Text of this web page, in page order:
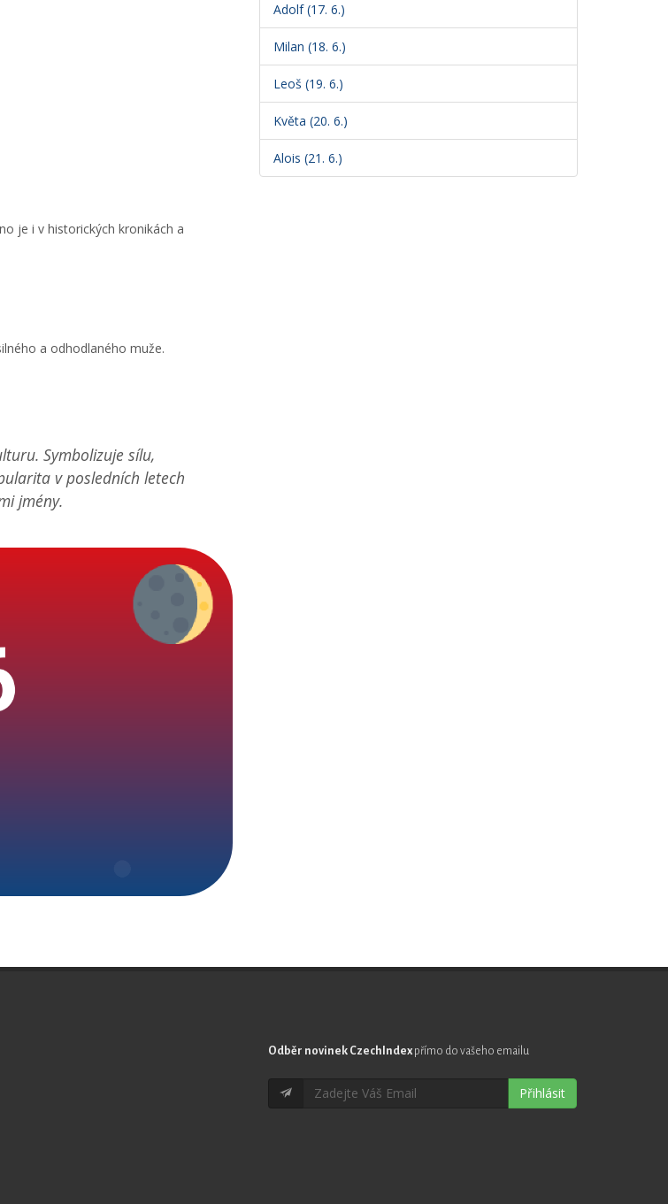
je i v historických kronikách a
a odhodlaného muže.
Symbolizuje sílu,
v posledních letech
jmény.
Adolf (17. 6.)
Milan (18. 6.)
Leoš (19. 6.)
Květa (20. 6.)
Alois (21. 6.)
Odběr novinek CzechIndex přímo do vašeho emailu
Přihlásit